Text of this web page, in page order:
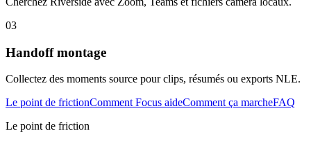
03
Handoff montage
Collectez des moments source pour clips, résumés ou exports NLE.
Le point de frictionComment Focus aideComment ça marcheFAQ
Le point de friction